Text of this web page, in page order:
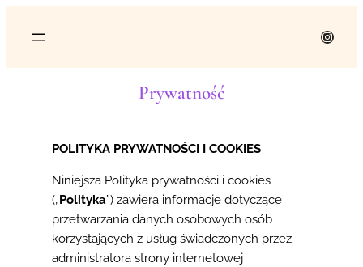
Prywatność
POLITYKA PRYWATNOŚCI I COOKIES
Niniejsza Polityka prywatności i cookies
(„Polityka”) zawiera informacje dotyczące
przetwarzania danych osobowych osób
korzystających z usług świadczonych przez
administratora strony internetowej